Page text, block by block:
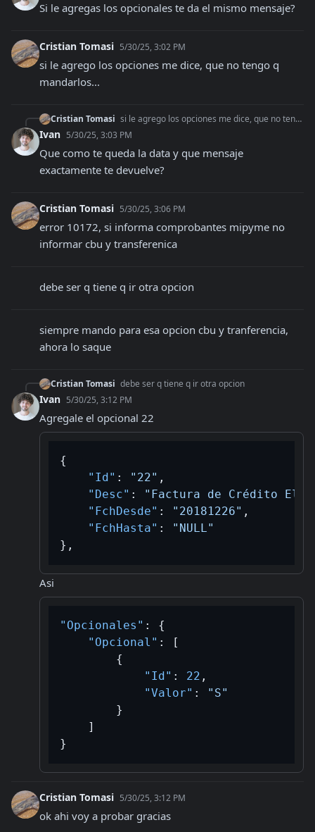
Si le agregas los opcionales te da el mismo mensaje?
Cristian Tomasi 5/30/25, 3:02 PM
si le agrego los opciones me dice, que no tengo q
mandarlos...
Cristian Tomasi si le agrego los opciones me dice, que no tengo q mandarlos...
Ivan 5/30/25, 3:03 PM
Que como te queda la data y que mensaje
exactamente te devuelve?
Cristian Tomasi 5/30/25, 3:06 PM
error 10172, si informa comprobantes mipyme no
informar cbu y transferenica
debe ser q tiene q ir otra opcion
siempre mando para esa opcion cbu y tranferencia,
ahora lo saque
Cristian Tomasi debe ser q tiene q ir otra opcion
Ivan 5/30/25, 3:12 PM
Agregale el opcional 22
{
"Id" : "22" ,
"Desc" :
"Factura de Crédito
"FchDesde" : "20181226" ,
"FchHasta" :
"NULL"
} ,
Asi
"Opcionales" :
{
"Opcional" :
[
{
"Id" : 22 ,
"Valor" :
"S"
}
]
}
Cristian Tomasi 5/30/25, 3:12 PM
ok ahi voy a probar gracias